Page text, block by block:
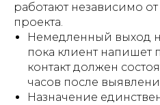
работают независимо
проекта.
Немедленный выход
пока клиент
контакт должен
часов после
Назначение